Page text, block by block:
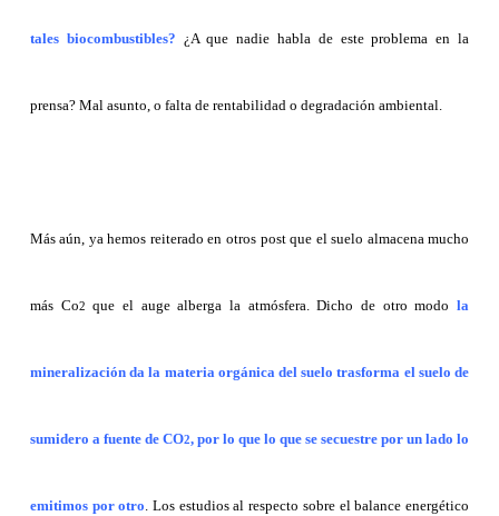
tales biocombustibles? ¿A que nadie habla de este problema en la
prensa? Mal asunto, o falta de rentabilidad o degradación ambiental.
Más aún, ya hemos reiterado en otros post que el suelo almacena mucho
más Co2 que el auge alberga la atmósfera. Dicho de otro modo la
mineralización da la materia orgánica del suelo trasforma el suelo de
sumidero a fuente de CO2, por lo que lo que se secuestre por un lado lo
emitimos por otro. Los estudios al respecto sobre el balance energético